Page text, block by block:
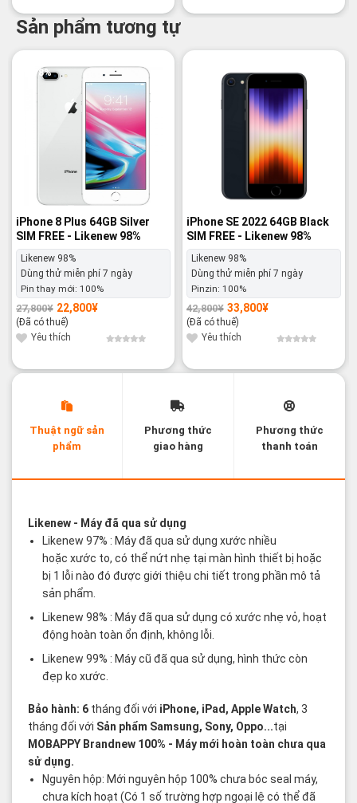
Sản phẩm tương tự
-18%
iPhone 8 Plus 64GB Silver
SIM FREE - Likenew 98%
Likenew 98%
Dùng thử miễn phí 7 ngày
Pin thay mới: 100%
27,800¥
Giá
gốc
là:
27,800¥.
22,800¥
Giá
hiện
tại
là:
22,800¥.
(Đã có thuế)
Yêu thích
iPhone SE 2022 64GB Black
SIM FREE - Likenew 98%
Likenew 98%
Dùng thử miễn phí 7 ngày
Pinzin: 100%
42,800¥
Giá
gốc
là:
42,800¥.
33,800¥
Giá
hiện
tại
là:
33,800¥.
(Đã có thuế)
Yêu thích
Thuật ngữ sản
phẩm
Phương thức
giao hàng
Phương thức
thanh toán
Likenew- Máy đã qua sử dụng
Likenew 97% : Máy đã qua sử dụng xước nhiều
hoặc xước to, có thể nứt nhẹ tại màn hình thiết bị hoặc
bị 1 lỗi nào đó được giới thiệu chi tiết trong phần mô tả
sản phẩm.
Likenew 98% : Máy đã qua sử dụng có xước nhẹ vỏ, hoạt
động hoàn toàn ổn định, không lỗi.
Likenew 99% : Máy cũ đã qua sử dụng, hình thức còn
đẹp ko xước.
Bảo hành: 6 tháng đối với iPhone, iPad, Apple Watch, 3
tháng đối với Sản phẩm Samsung, Sony, Oppo...tại
MOBAPPY Brandnew 100% - Máy mới hoàn toàn chưa qua
sử dụng.
Nguyên hộp: Mới nguyên hộp 100% chưa bóc seal máy,
chưa kích hoạt (Có 1 số trường hợp ngoại lệ có thể đã